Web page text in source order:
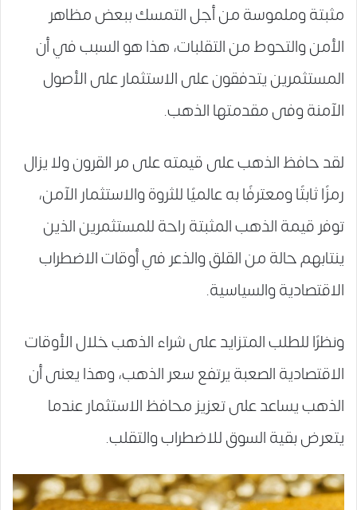
مثبتة وملموسة من أجل التمسك ببعض مظاهر
الأمن والتحوط من التقلبات، هذا هو السبب في أن
المستثمرين يتدفقون على الاستثمار على الأصول
الآمنة وفى مقدمتها الذهب.
لقد حافظ الذهب على قيمته على مر القرون ولا يزال
رمزًا ثابتًا ومعترفًا به عالميًا للثروة والاستثمار الآمن،
توفر قيمة الذهب المثبتة راحة للمستثمرين الذين
ينتابهم حالة من القلق والذعر في أوقات الاضطراب
الاقتصادية والسياسية.
ونظرًا للطلب المتزايد على شراء الذهب خلال الأوقات
الاقتصادية الصعبة يرتفع سعر الذهب، وهذا يعنى أن
الذهب يساعد على تعزيز محافظ الاستثمار عندما
يتعرض بقية السوق للاضطراب والتقلب.